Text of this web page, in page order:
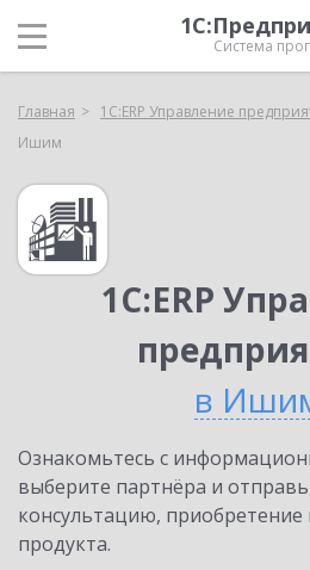
Система
Главная 1С:ERP Управление
Ишим
1С:ERP
в
Ознакомьтесь с
выберите партнёра и
консультацию, приобретение
продукта.